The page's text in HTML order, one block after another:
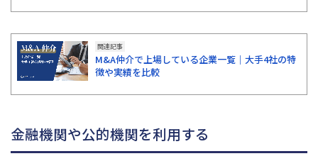
関連記事
M&A仲介で上場している企業一覧｜大手4社の特
徴や実績を比較
金融機関や公的機関を利用する